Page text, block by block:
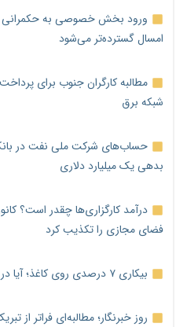
ورود بخش خصوصی به حکمرانی
امسال گسترده‌تر می‌شود
مطالبه کارگران جنوب برای
شبکه برق
حساب‌های شرکت ملی نفت در
بدهی یک میلیارد دلاری
درآمد کارگزاری‌ها چقدر است؟
فضای مجازی را تکذیب کرد
بیکاری ۷ درصدی روی کاغذ؛ آیا در واقعیت هم این چنین است؟
روز خبرنگار؛ مطالبه‌ای فراتر از